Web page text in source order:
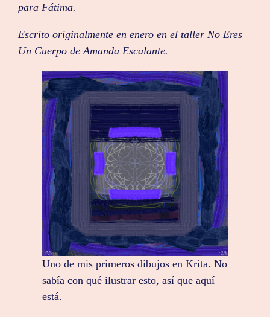
para Fátima.
Escrito originalmente en enero en el taller No Eres
Un Cuerpo de Amanda Escalante.
Uno de mis primeros dibujos en Krita. No
sabía con qué ilustrar esto, así que aquí
está.